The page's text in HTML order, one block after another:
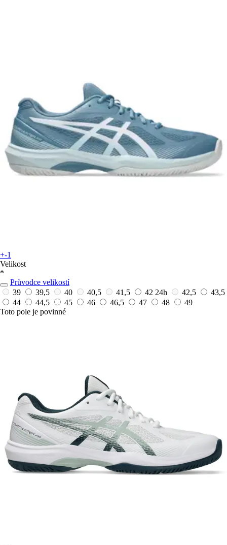
+-1
Velikost
*
Průvodce velikostí
39
39,5 40 40,5 41,5 42 24h 42,5
43,5
44
44,5 45 46 46,5 47 48
49
Toto pole je povinné